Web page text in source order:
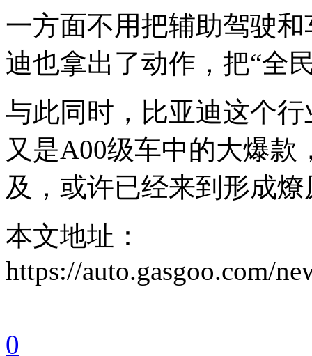
一方面不用把辅助驾驶
迪也拿出了动作，把“全
与此同时，比亚迪这个
又是A00级车中的大爆
及，或许已经来到形成
本文地址：
https://auto.gasgoo.com/
0